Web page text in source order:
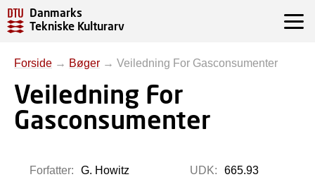
Danmarks
Tekniske Kulturarv
Forside → Bøger → Veiledning For Gasconsumenter
Veiledning For
Gasconsumenter
Forfatter:
G. Howitz
UDK: 665.93